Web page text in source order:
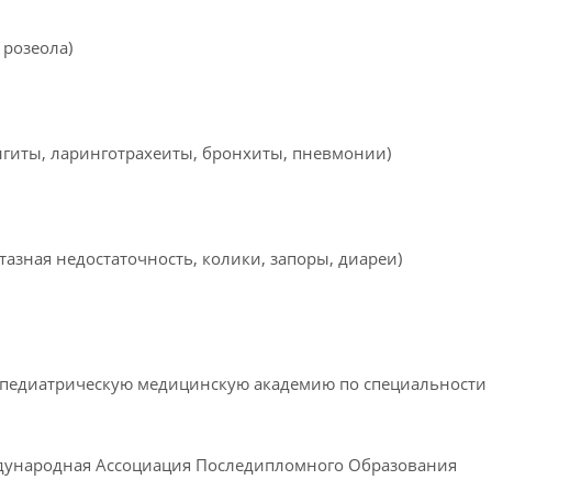
ларинготрахеиты, бронхиты, пневмонии)
недостаточность, колики, запоры, диареи)
медицинскую академию по специальности
Ассоциация Последипломного Образования